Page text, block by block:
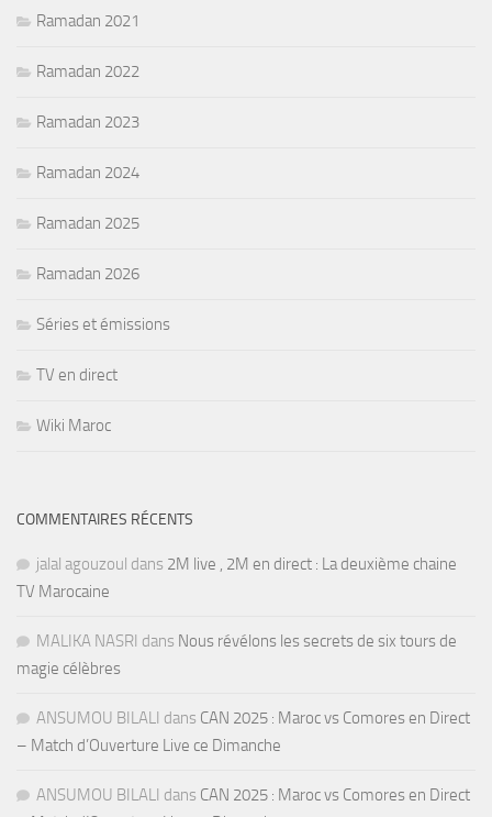
Ramadan 2021
Ramadan 2022
Ramadan 2023
Ramadan 2024
Ramadan 2025
Ramadan 2026
Séries et émissions
TV en direct
Wiki Maroc
COMMENTAIRES RÉCENTS
jalal agouzoul dans 2M live , 2M en direct : La deuxième chaine
TV Marocaine
MALIKA NASRI dans Nous révélons les secrets de six tours de
magie célèbres
ANSUMOU BILALI dans CAN 2025 : Maroc vs Comores en Direct
– Match d’Ouverture Live ce Dimanche
ANSUMOU BILALI dans CAN 2025 : Maroc vs Comores en Direct